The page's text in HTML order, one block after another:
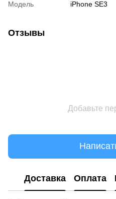
Модель iPhone SE3
Отзывы
Добавьте
Доставка Оплата